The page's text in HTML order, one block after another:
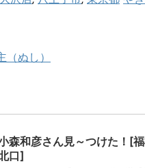
（ぬし）
森和彦さん見～つけた！[
口]